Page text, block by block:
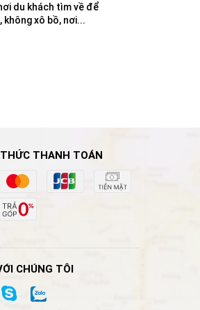
du khách tìm về để
xô bồ, nơi...
THANH TOÁN
CHÚNG TÔI